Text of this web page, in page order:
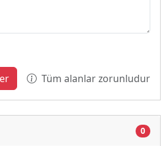
Tüm alanlar zorunludur
0